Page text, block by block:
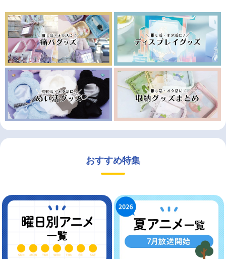
おすすめ特集